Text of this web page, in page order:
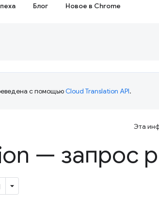
Блог Новое в Chrome
с помощьюCloud Translation API.
Эта
— запрос